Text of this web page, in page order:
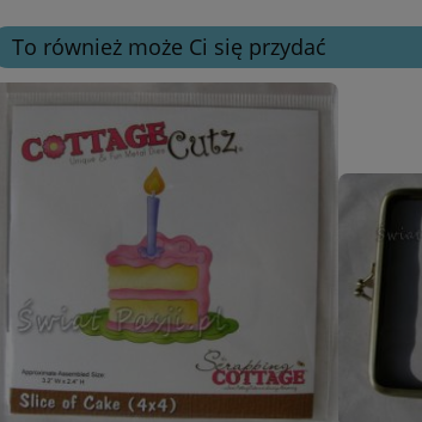
To również może Ci się przydać